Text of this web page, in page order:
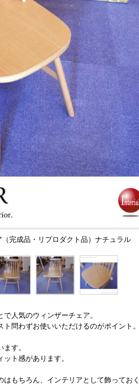
完成品・リプロダクト品）ナチュラル
人気のウィンザーチェア。
問わずお使いいただけるのがポイント。
す。
ト感があります。
もちろん、インテリアとして飾ってお